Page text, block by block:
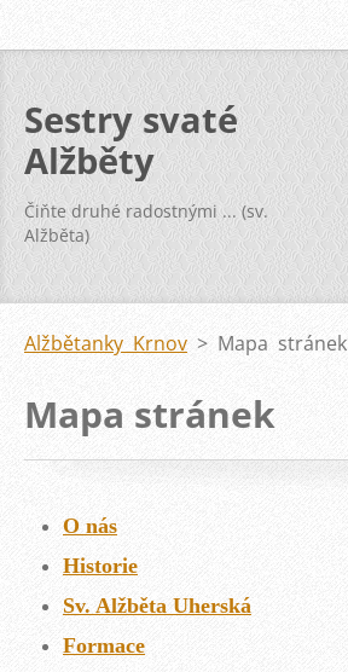
Sestry svaté
Alžběty
Čiňte druhé radostnými ... (sv.
Alžběta)
Alžbětanky Krnov > Mapa stránek
Mapa stránek
O nás
Historie
Sv. Alžběta Uherská
Formace